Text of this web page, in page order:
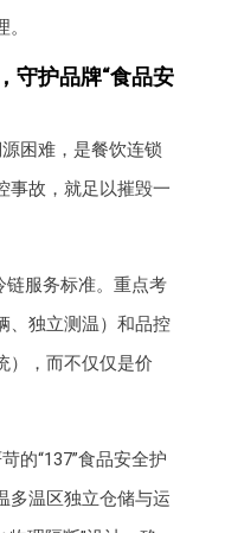
守护品牌“食品安
困难，是餐饮连锁
事故，就足以摧毁一
服务标准。重点考
、独立测温）和品控
），而不仅仅是价
的“137”食品安全护
多温区独立仓储与运